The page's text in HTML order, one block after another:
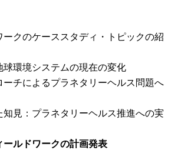
ークのケーススタディ・トピックの紹
球環境システムの現在の変化
ーチによるプラネタリーヘルス問題へ
知見：プラネタリーヘルス推進への実
ールドワークの計画発表